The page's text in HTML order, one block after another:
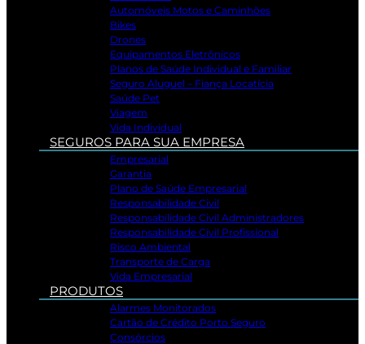
Automóveis Motos e Caminhões
Bikes
Drones
Equipamentos Eletrônicos
Planos de Saúde Individual e Familiar
Seguro Aluguel – Fiança Locatícia
Saúde Pet
Viagem
Vida Individual
SEGUROS PARA SUA EMPRESA
Empresarial
Garantia
Plano de Saúde Empresarial
Responsabilidade Civil
Responsabilidade Civil Administradores
Responsabilidade Civil Profissional
Risco Ambiental
Transporte de Carga
Vida Empresarial
PRODUTOS
Alarmes Monitorados
Cartão de Crédito Porto Seguro
Consórcios